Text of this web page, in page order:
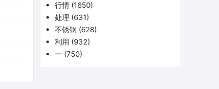
行情 (1650)
处理 (631)
不锈钢 (628)
利用 (932)
一 (750)